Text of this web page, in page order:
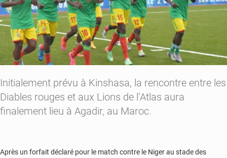
Initialement prévu à Kinshasa, la rencontre entre les
Diables rouges et aux Lions de l’Atlas aura
finalement lieu à Agadir, au Maroc.
Après un forfait déclaré pour le match contre le Niger au stade des